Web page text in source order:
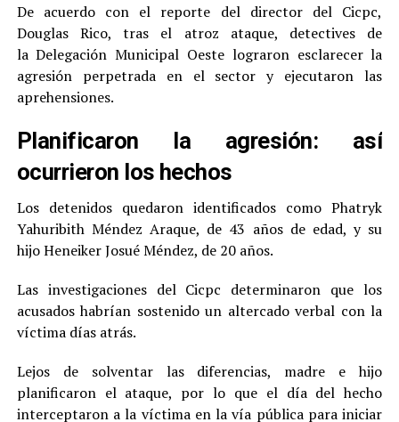
De acuerdo con el reporte del director del Cicpc,
Douglas Rico, tras el atroz ataque, detectives de
la Delegación Municipal Oeste lograron esclarecer la
agresión perpetrada en el sector y ejecutaron las
aprehensiones.
Planificaron la agresión: así
ocurrieron los hechos
Los detenidos quedaron identificados como Phatryk
Yahuribith Méndez Araque, de 43 años de edad, y su
hijo Heneiker Josué Méndez, de 20 años.
Las investigaciones del Cicpc determinaron que los
acusados habrían sostenido un altercado verbal con la
víctima días atrás.
Lejos de solventar las diferencias, madre e hijo
planificaron el ataque, por lo que el día del hecho
interceptaron a la víctima en la vía pública para iniciar